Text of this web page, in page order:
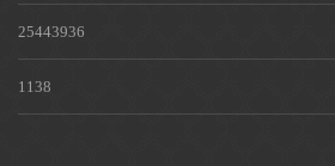
25443936
1138